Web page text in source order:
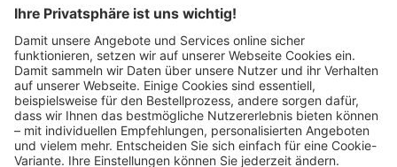
Produktsortiment
Ratgeber
Folgen Sie uns auch auf